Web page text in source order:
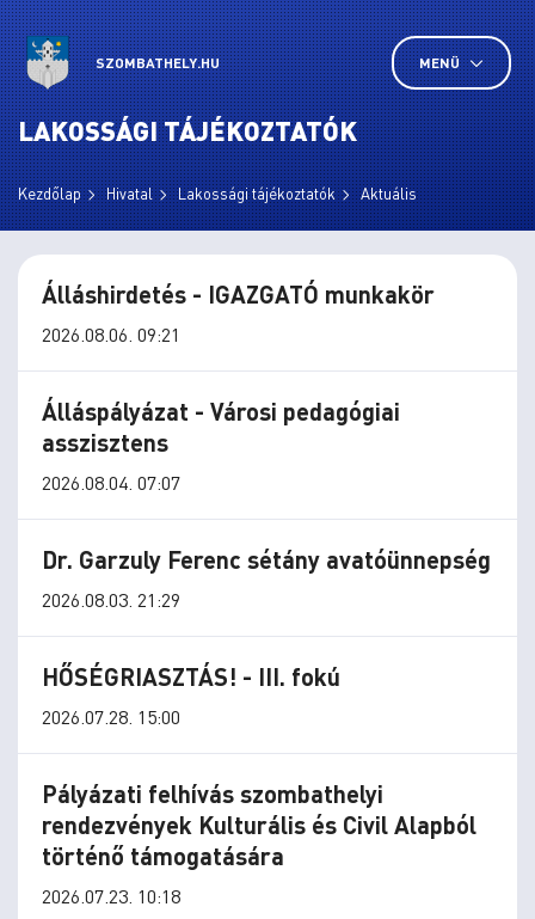
SZOMBATHELY.HU MENÜ
LAKOSSÁGI TÁJÉKOZTATÓK
Kezdőlap Hivatal Lakossági tájékoztatók Aktuális
Álláshirdetés - IGAZGATÓ munkakör
2026.08.06. 09:21
Álláspályázat - Városi pedagógiai
asszisztens
2026.08.04. 07:07
Dr. Garzuly Ferenc sétány avatóünnepség
2026.08.03. 21:29
HŐSÉGRIASZTÁS! - III. fokú
2026.07.28. 15:00
Pályázati felhívás szombathelyi
rendezvények Kulturális és Civil Alapból
történő támogatására
2026.07.23. 10:18